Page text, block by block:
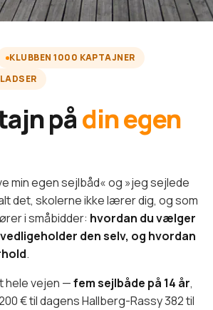
KLUBBEN 1000 KAPTAJNER
pådin egen
min egen sejlbåd« og »jeg sejlede
det, skolerne ikke lærer dig, og som
i småbidder: hvordan du vælger
den selv, og hvordan
.
hele vejen —fem sejlbåde på 14 år,
€ til dagens Hallberg-Rassy 382 til